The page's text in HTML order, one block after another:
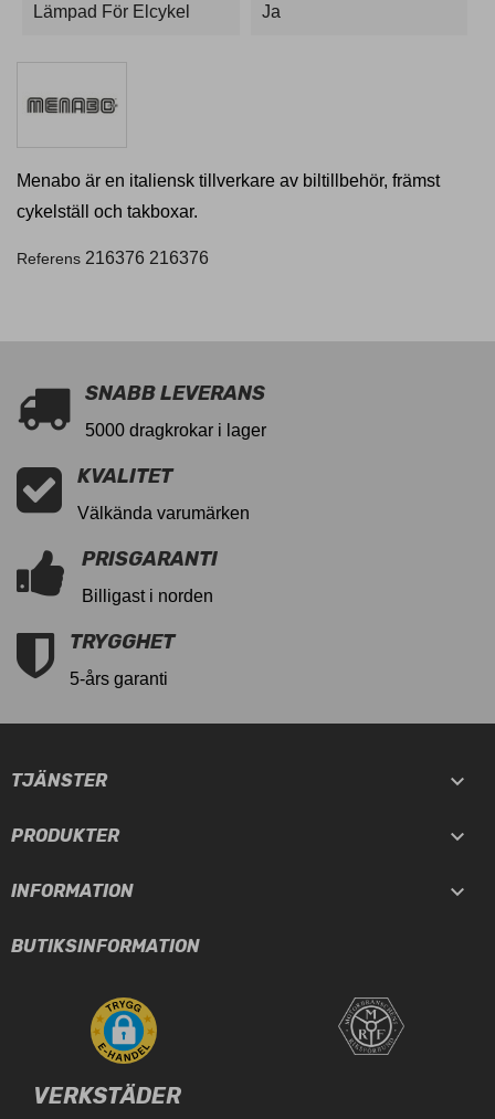
Lämpad För Elcykel Ja
Menabo är en italiensk tillverkare av biltillbehör, främst
cykelställ och takboxar.
Referens 216376 216376
SNABB LEVERANS
5000 dragkrokar i lager
KVALITET
Välkända varumärken
PRISGARANTI
Billigast i norden
TRYGGHET
5-års garanti
TJÄNSTER 
PRODUKTER 
INFORMATION 
BUTIKSINFORMATION
VERKSTÄDER